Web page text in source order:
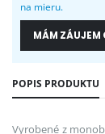
na mieru.
MÁM ZÁUJEM
POPIS PRODUKTU
Vyrobené z